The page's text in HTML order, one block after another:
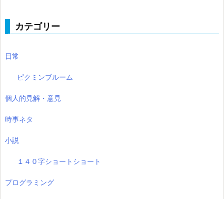
カテゴリー
日常
ピクミンブルーム
個人的見解・意見
時事ネタ
小説
１４０字ショートショート
プログラミング